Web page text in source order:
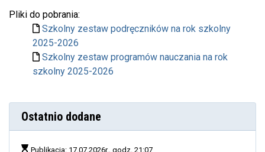
Pliki do pobrania:
Szkolny zestaw podręczników na rok szkolny
2025-2026
Szkolny zestaw programów nauczania na rok
szkolny 2025-2026
Ostatnio dodane
Publikacja: 17.07.2026r., godz. 21:07